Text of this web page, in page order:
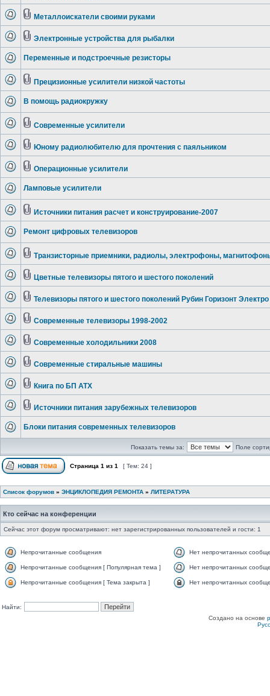
Металлоискатели своими руками
Электронные устройства для рыбалки
Переменные и подстроечные резисторы
Прецизионные усилители низкой частоты
В помощь радиокружку
Современные усилители
Юному радиолюбителю для прочтения с паяльником
Операционные усилители
Ламповые усилители
Источники питания расчет и конструирование-2007
Ремонт цифровых телевизоров
Транзисторные приемники, радиолы, электрофоны,
Цветные телевизоры пятого и шестого поколений
Телевизоры пятого и шестого поколений Рубин Горизонт Электро
Современные телевизоры 1998-2002
Современные холодильники 2008
Современные стиральные машины
Книга по БП ATX
Источники питания зарубежных телевизоров
Блоки питания современных телевизоров
Показать темы за: Поле
Страница 1 из 1 [ Тем: 24 ]
Список форумов » ЭНЦИКЛОПЕДИЯ РЕМОНТА » ЛИТЕРАТУРА
Кто сейчас на конференции
Сейчас этот форум просматривают: нет зарегистрированных пользователей и гости: 1
Непрочитанные сообщения Нет непрочитанных
Непрочитанные сообщения [ Популярная тема ] Нет непрочитанных
Непрочитанные сообщения [ Тема закрыта ] Нет непрочитанных
Найти:
Создано на основе